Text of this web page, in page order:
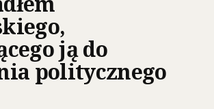
ją do
politycznego